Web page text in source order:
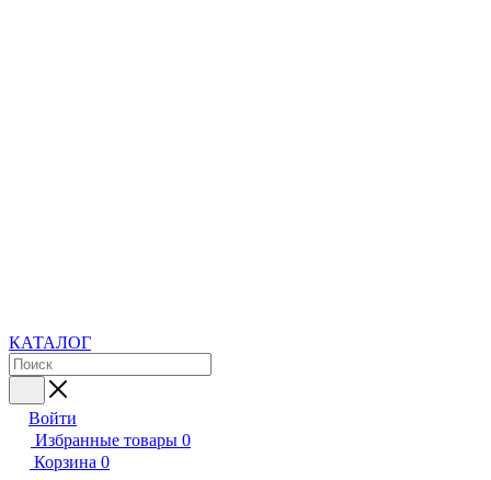
КАТАЛОГ
Войти
Избранные товары 0
Корзина 0